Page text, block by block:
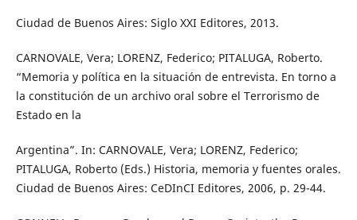
Ciudad de Buenos Aires: Siglo XXI Editores, 2013.
CARNOVALE, Vera; LORENZ, Federico; PITALUGA, Roberto.
“Memoria y política en la situación de entrevista. En torno a
la constitución de un archivo oral sobre el Terrorismo de
Estado en la
Argentina”. In: CARNOVALE, Vera; LORENZ, Federico;
PITALUGA, Roberto (Eds.) Historia, memoria y fuentes orales.
Ciudad de Buenos Aires: CeDInCI Editores, 2006, p. 29-44.